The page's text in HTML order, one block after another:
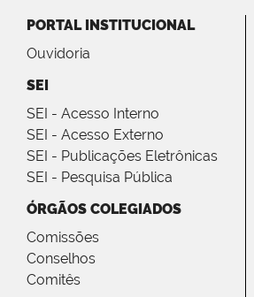
PORTAL INSTITUCIONAL
Ouvidoria
SEI
SEI - Acesso Interno
SEI - Acesso Externo
SEI - Publicações Eletrônicas
SEI - Pesquisa Pública
ÓRGÃOS COLEGIADOS
Comissões
Conselhos
Comitês